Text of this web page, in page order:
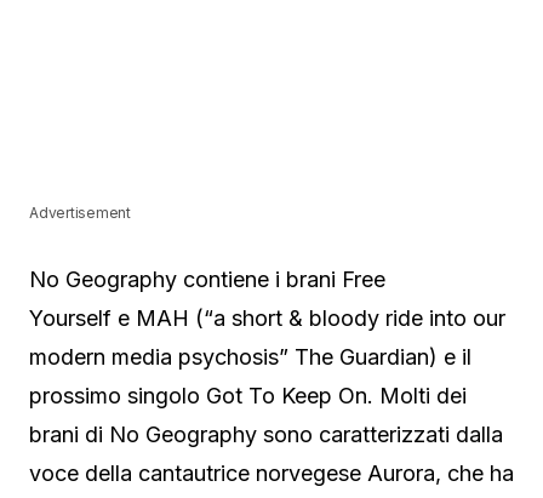
Advertisement
No Geography contiene i brani Free
Yourself e MAH (“a short & bloody ride into our
modern media psychosis” The Guardian) e il
prossimo singolo Got To Keep On. Molti dei
brani di No Geography sono caratterizzati dalla
voce della cantautrice norvegese Aurora, che ha